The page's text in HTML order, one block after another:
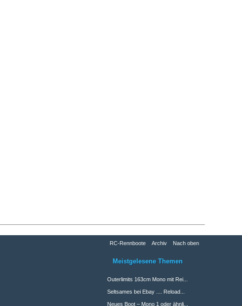
RC-Rennboote Archiv Nach oben
Meistgelesene Themen
Outerlimits 163cm Mono mit Rei...
Seltsames bei Ebay .... Reload...
Neues Boot – Mono 1 oder ähnli...